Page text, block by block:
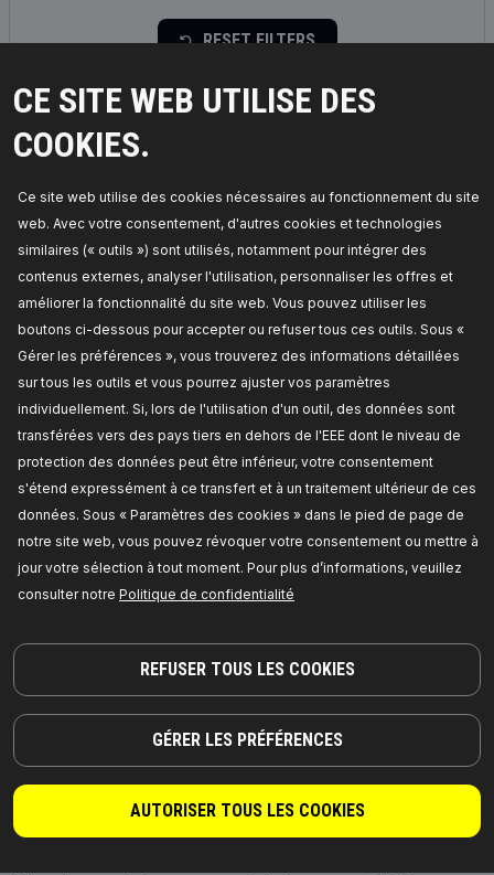
CE SITE WEB UTILISE DES
COOKIES.
Ce site web utilise des cookies nécessaires au fonctionnement du site
web. Avec votre consentement, d'autres cookies et technologies
similaires (« outils ») sont utilisés, notamment pour intégrer des
contenus externes, analyser l'utilisation, personnaliser les offres et
améliorer la fonctionnalité du site web. Vous pouvez utiliser les
boutons ci-dessous pour accepter ou refuser tous ces outils. Sous «
Gérer les préférences », vous trouverez des informations détaillées
sur tous les outils et vous pourrez ajuster vos paramètres
individuellement. Si, lors de l'utilisation d'un outil, des données sont
transférées vers des pays tiers en dehors de l'EEE dont le niveau de
protection des données peut être inférieur, votre consentement
s'étend expressément à ce transfert et à un traitement ultérieur de ces
données. Sous « Paramètres des cookies » dans le pied de page de
notre site web, vous pouvez révoquer votre consentement ou mettre à
jour votre sélection à tout moment. Pour plus d’informations, veuillez
consulter notre Politique de confidentialité
REFUSER TOUS LES COOKIES
GÉRER LES PRÉFÉRENCES
AUTORISER TOUS LES COOKIES
RESET FILTERS
DES PIÈCES DIGNES DE CONFIANCE !
© 2026 | RIDEX GMBH
JOSEF-ORLOPP-STRASSE 55
PRODUITS
À PROPOS DE NOUS
RIDEX
RIDEX PLUS
RIDEX REMAN
Revendeurs
Pour les fournisseurs